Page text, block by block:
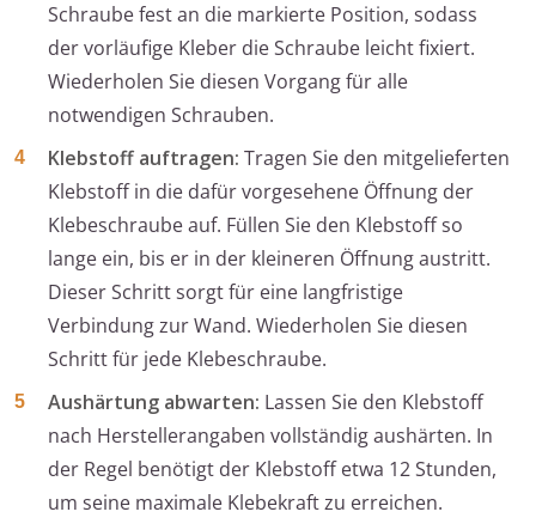
Schraube fest an die markierte Position, sodass
der vorläufige Kleber die Schraube leicht fixiert.
Wiederholen Sie diesen Vorgang für alle
notwendigen Schrauben.
Klebstoff auftragen: Tragen Sie den mitgelieferten
Klebstoff in die dafür vorgesehene Öffnung der
Klebeschraube auf. Füllen Sie den Klebstoff so
lange ein, bis er in der kleineren Öffnung austritt.
Dieser Schritt sorgt für eine langfristige
Verbindung zur Wand. Wiederholen Sie diesen
Schritt für jede Klebeschraube.
Aushärtung abwarten: Lassen Sie den Klebstoff
nach Herstellerangaben vollständig aushärten. In
der Regel benötigt der Klebstoff etwa 12 Stunden,
um seine maximale Klebekraft zu erreichen.